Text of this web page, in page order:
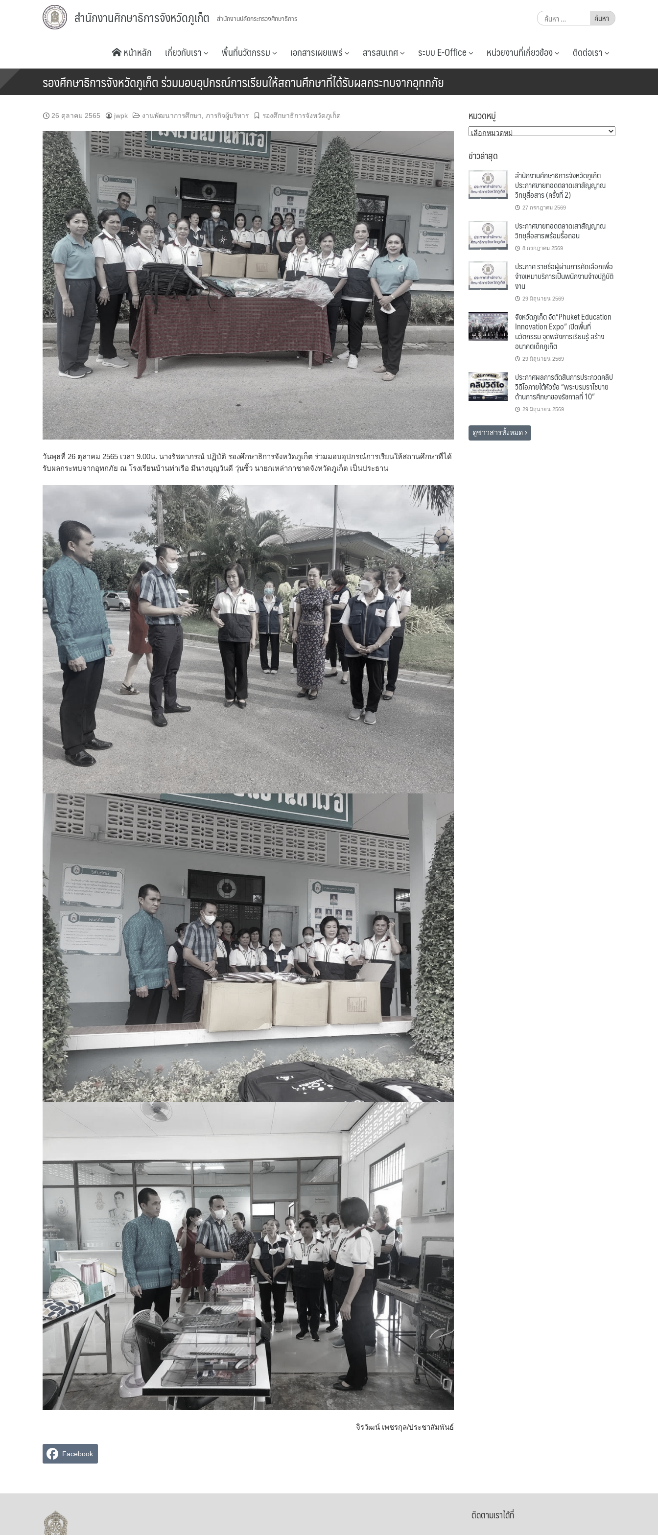
สำนักงานศึกษาธิการจังหวัดภูเก็ต สำนักงานปลัดกระทรวงศึกษาธิการ
ค้นหา
สำหรับ:
หน้าหลัก เกี่ยวกับเรา พื้นที่นวัตกรรม เอกสารเผยแพร่ สารสนเทศ ระบบ E-Office หน่วยงานที่เกี่ยวข้อง ติดต่อเรา
รองศึกษาธิการจังหวัดภูเก็ต ร่วมมอบอุปกรณ์การเรียนให้สถานศึกษาที่ได้รับผลกระทบจากอุทกภัย
26 ตุลาคม 2565 jwpk งานพัฒนาการศึกษา ภารกิจผู้บริหาร รองศึกษาธิการจังหวัดภูเก็ต
วันพุธที่ 26 ตุลาคม 2565 เวลา 9.00น. นางรัชดาภรณ์ ปฏิบัติ รองศึกษาธิการจังหวัดภูเก็ต ร่วมมอบอุปกรณ์การเรียนให้สถานศึกษาที่ได้
รับผลกระทบจากอุทกภัย ณ โรงเรียนบ้านท่าเรือ มีนางบุญวันดี วุ่นซิ้ว นายกเหล่ากาชาดจังหวัดภูเก็ต เป็นประธาน
จิรวัฒน์ เพชรกุล/ประชาสัมพันธ์
Facebook
หมวดหมู่
หมวด
ข่าวล่าสุด
สำนักงานศึกษาธิการจังหวัดภูเก็ต
ประกาศขายทอดตลาดเสาสัญญาณ
วิทยุสื่อสาร (ครั้งที่ 2)
27 กรกฎาคม 2569
ประกาศขายทอดตลาดเสาสัญญาณ
วิทยุสื่อสารพร้อมรื้อถอน
8 กรกฎาคม 2569
ประกาศ รายชื่อผู้ผ่านการคัดเลือกเพื่อ
จ้างเหมาบริการเป็นพนักงานจ้างปฏิบัติ
งาน
29 มิถุนายน 2569
จังหวัดภูเก็ต จัด“Phuket Education
Innovation Expo” เปิดพื้นที่
นวัตกรรม จุดพลังการเรียนรู้ สร้าง
อนาคตเด็กภูเก็ต
29 มิถุนายน 2569
ประกาศผลการตัดสินการประกวดคลิป
วิดีโอภายใต้หัวข้อ “พระบรมราโชบาย
ด้านการศึกษาของรัชกาลที่ 10”
29 มิถุนายน 2569
ดูข่าวสารทั้งหมด
ติดตามเราได้ที่